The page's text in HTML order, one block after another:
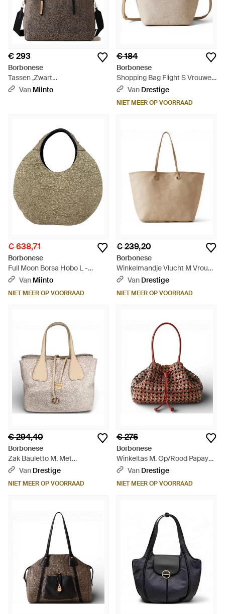
€ 293
Borbonese
Tassen ,Zwart
,Natuurlijke/Zwarte
Van Miinto
€ 184
Borbonese
Shopping Bag Flight S Vrouwen
Zand Met Spalmata En
Naturel
Van Drestige
NIET MEER OP VOORRAAD
€ 638,71
Borbonese
Full Moon Borsa Hobo L -
Groen
Van Miinto
NIET MEER OP VOORRAAD
€ 239,20
Borbonese
Winkelmandje Vlucht M Vrouw
Zand - Naturel
Van Drestige
NIET MEER OP VOORRAAD
€ 294,40
Borbonese
Zak Bauletto M. Met
Schouderriem Zand - Naturel
Van Drestige
NIET MEER OP VOORRAAD
€ 276
Borbonese
Winkeltas M. Op/Rood Papaya -
BruinVan Drestige
NIET MEER OP VOORRAAD